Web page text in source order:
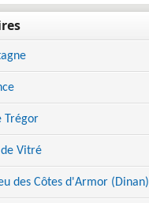
Trégor
de Vitré
des Côtes d'Armor (Dinan)